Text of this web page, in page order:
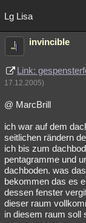
Lg Lisa
invincible
Link:
17.12.2005)
@ MarcBrill
ich war auf dem
seitlichen rändern
ich bis zum
pentagramme und
dachboden. was
bekommen das es
dessen fenster
dieser raum
in diesem raum soll